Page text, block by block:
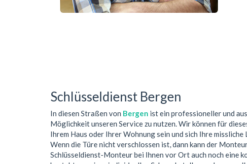
Schlüsseldienst Bergen
In diesen Straßen von Bergen ist ein professioneller und
Möglichkeit unseren Service zu nutzen. Wir können für
Ihrem Haus oder Ihrer Wohnung sein und sich Ihre
Wenn die Türe nicht verschlossen ist, dann kann der
Schlüsseldienst-Monteur bei Ihnen vor Ort auch noch eine